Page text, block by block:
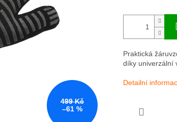
499 Kč
–61 %
Praktická
díky univerzální
Detailní